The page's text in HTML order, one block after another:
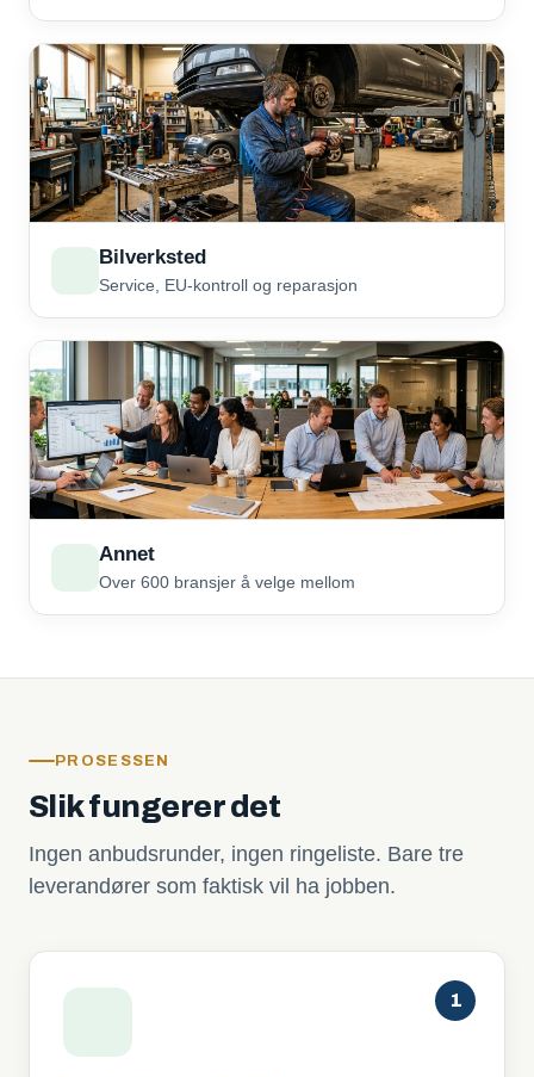
Bilverksted
Service, EU-kontroll og reparasjon
Annet
Over 600 bransjer å velge mellom
PROSESSEN
Slik fungerer det
Ingen anbudsrunder, ingen ringeliste. Bare tre
leverandører som faktisk vil ha jobben.
1